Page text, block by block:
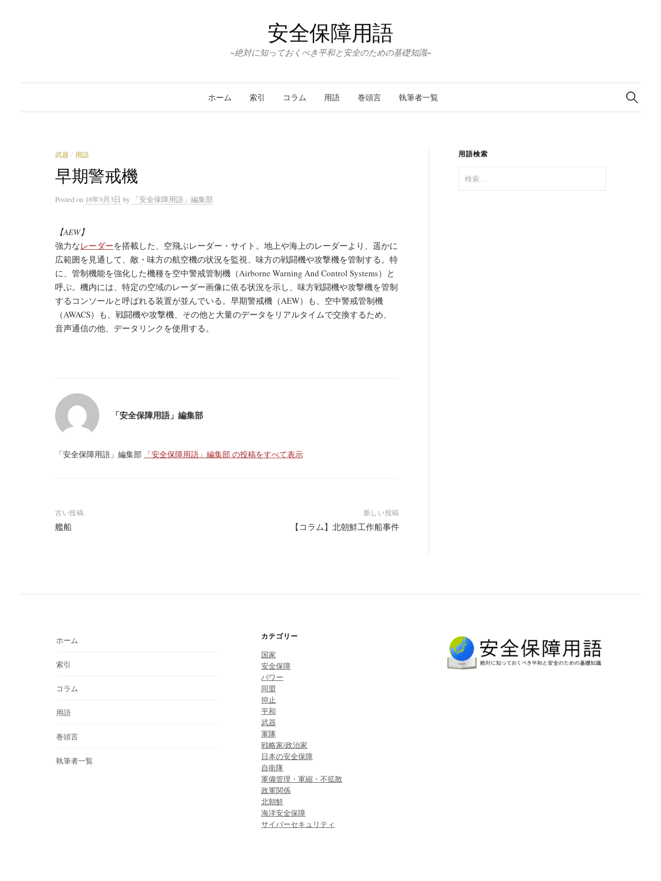
安全保障用語
~絶対に知っておくべき平和と安全のための基礎知識~
ホーム 索引 コラム 用語 巻頭言 執筆者一覧
検
索:
武器 / 用語
早期警戒機
Posted on 18年9月3日 by 「安全保障用語」編集部
【AEW】
強力なレーダーを搭載した、空飛ぶレーダー・サイト。地上や海上のレーダーより、遥かに
広範囲を見通して、敵・味方の航空機の状況を監視、味方の戦闘機や攻撃機を管制する。特
に、管制機能を強化した機種を空中警戒管制機（Airborne Warning And Control Systems）と
呼ぶ。機内には、特定の空域のレーダー画像に依る状況を示し、味方戦闘機や攻撃機を管制
するコンソールと呼ばれる装置が並んでいる。早期警戒機（AEW）も、空中警戒管制機
（AWACS）も、戦闘機や攻撃機、その他と大量のデータをリアルタイムで交換するため、
音声通信の他、データリンクを使用する。
「安全保障用語」編集部
「安全保障用語」編集部 「安全保障用語」編集部 の投稿をすべて表示
投
稿
ー
ン
古い投稿
艦船
新しい投稿
【コラム】北朝鮮工作船事件
用語検索
索:
ホーム
索引
コラム
用語
巻頭言
執筆者一覧
カテゴリー
国家
安全保障
パワー
同盟
抑止
平和
武器
軍隊
戦略家/政治家
日本の安全保障
自衛隊
軍備管理・軍縮・不拡散
政軍関係
北朝鮮
海洋安全保障
サイバーセキュリティ